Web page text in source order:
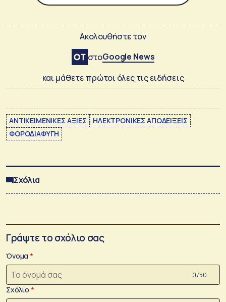
Ακολουθήστε τον
στοGoogle News
και μάθετε πρώτοι όλες τις ειδήσεις
ΑΝΤΙΚΕΙΜΕΝΙΚΕΣ ΑΞΙΕΣ
ΗΛΕΚΤΡΟΝΙΚΕΣ ΑΠΟΔΕΙΞΕΙΣ
ΦΟΡΟΔΙΑΦΥΓΗ
Σχόλια
Γράψτε το σχόλιο σας
Όνομα
0 /50
Σχόλιο